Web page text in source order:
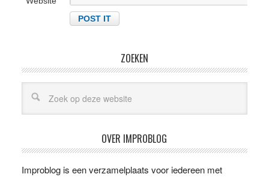
ZOEKEN
OVER IMPROBLOG
Improblog is een verzamelplaats voor iedereen met